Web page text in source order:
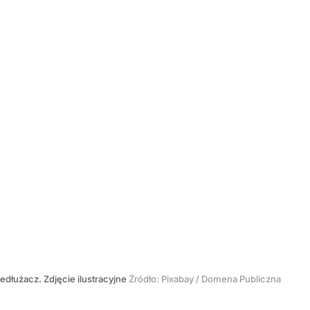
Zdjęcie ilustracyjne Źródło: Pixabay / Domena Publiczna